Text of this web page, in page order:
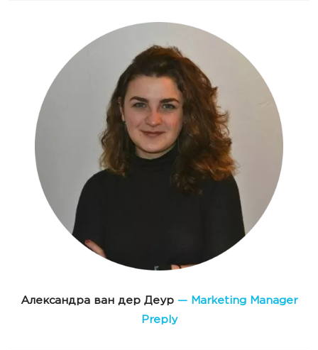
Александра ван дер Деур — Marketing Manager
Preply